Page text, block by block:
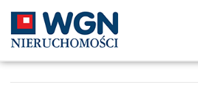
MIESZKANIA NA WYNAJEM